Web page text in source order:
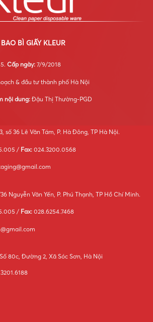
BÌ GIẤY KLEUR
Cấp ngày: 7/9/2018
& đầu tư thành phố Hà Nội
nội dung:Đậu Thị Thường-PGD
số 36 Lê Văn Tám, P. Hà Đông, TP Hà Nội.
/ Fax: 024.3200.0568
Nguyễn Văn Yến, P. Phú Thạnh, TP Hồ Chí Minh.
/ Fax: 028.6254.7468
Số 80c, Đường 2, Xã Sóc Sơn, Hà Nội